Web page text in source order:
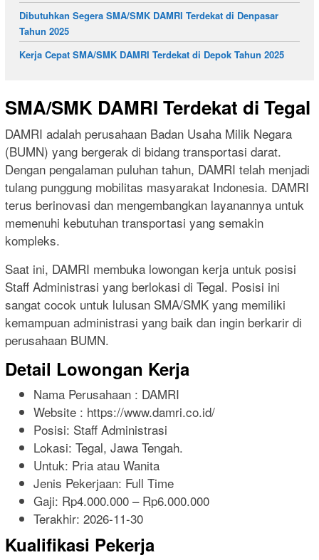
Dibutuhkan Segera SMA/SMK DAMRI Terdekat di Denpasar
Tahun 2025
Kerja Cepat SMA/SMK DAMRI Terdekat di Depok Tahun 2025
SMA/SMK DAMRI Terdekat di Tegal
DAMRI adalah perusahaan Badan Usaha Milik Negara
(BUMN) yang bergerak di bidang transportasi darat.
Dengan pengalaman puluhan tahun, DAMRI telah menjadi
tulang punggung mobilitas masyarakat Indonesia. DAMRI
terus berinovasi dan mengembangkan layanannya untuk
memenuhi kebutuhan transportasi yang semakin
kompleks.
Saat ini, DAMRI membuka lowongan kerja untuk posisi
Staff Administrasi yang berlokasi di Tegal. Posisi ini
sangat cocok untuk lulusan SMA/SMK yang memiliki
kemampuan administrasi yang baik dan ingin berkarir di
perusahaan BUMN.
Detail Lowongan Kerja
Nama Perusahaan : DAMRI
Website : https://www.damri.co.id/
Posisi: Staff Administrasi
Lokasi: Tegal, Jawa Tengah.
Untuk: Pria atau Wanita
Jenis Pekerjaan: Full Time
Gaji: Rp4.000.000 – Rp6.000.000
Terakhir: 2026-11-30
Kualifikasi Pekerja